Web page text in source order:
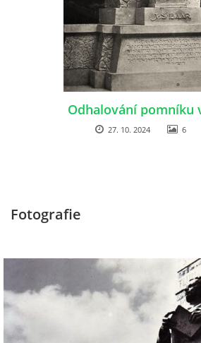
Odhalování pomníku
27. 10. 2024 6
Fotografie